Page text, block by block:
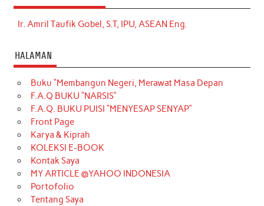
Ir. Amril Taufik Gobel, S.T, IPU, ASEAN Eng.
HALAMAN
Buku “Membangun Negeri, Merawat Masa Depan
F.A.Q BUKU “NARSIS”
F.A.Q. BUKU PUISI “MENYESAP SENYAP”
Front Page
Karya & Kiprah
KOLEKSI E-BOOK
Kontak Saya
MY ARTICLE @YAHOO INDONESIA
Portofolio
Tentang Saya